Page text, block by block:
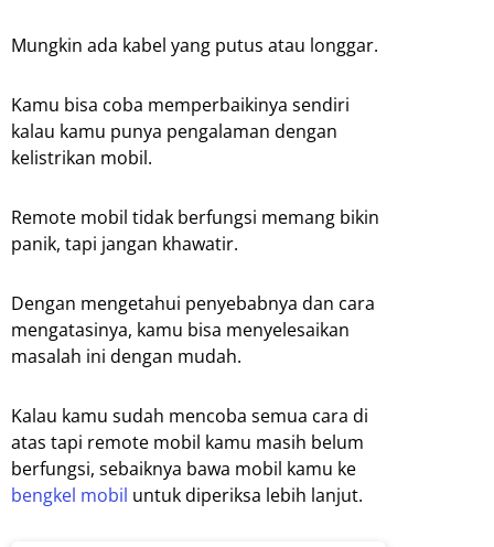
Mungkin ada kabel yang putus atau longgar.
Kamu bisa coba memperbaikinya sendiri
kalau kamu punya pengalaman dengan
kelistrikan mobil.
Remote mobil tidak berfungsi memang bikin
panik, tapi jangan khawatir.
Dengan mengetahui penyebabnya dan cara
mengatasinya, kamu bisa menyelesaikan
masalah ini dengan mudah.
Kalau kamu sudah mencoba semua cara di
atas tapi remote mobil kamu masih belum
berfungsi, sebaiknya bawa mobil kamu ke
bengkel mobil untuk diperiksa lebih lanjut.